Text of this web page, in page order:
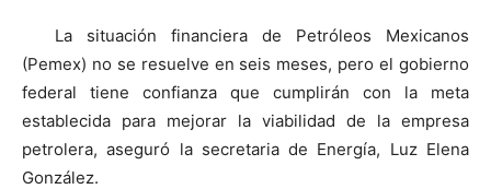
La situación financiera de Petróleos Mexicanos
(Pemex) no se resuelve en seis meses, pero el gobierno
federal tiene confianza que cumplirán con la meta
establecida para mejorar la viabilidad de la empresa
petrolera, aseguró la secretaria de Energía, Luz Elena
González.